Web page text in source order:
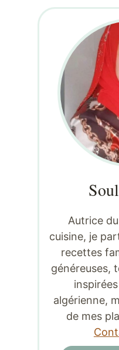
Autrice
cuisine, je
recettes
généreuses,
algérienne,
de mes